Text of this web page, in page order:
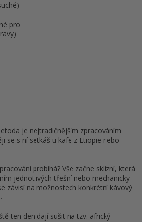
pro
je nejtradičnějším zpracováním
se s ní setkáš u kafe z Etiopie nebo
probíhá? Vše začne sklizní, která
jednotlivých třešní nebo mechanicky
závisí na možnostech konkrétní kávový
ten den dají sušit na tzv. africký